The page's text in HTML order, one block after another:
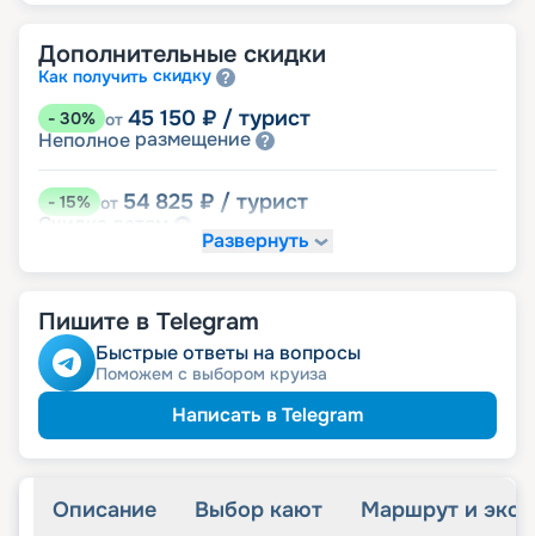
Дополнительные скидки
Как получить скидку
- 30% от 45 150 ₽ / турист
Неполное размещение
-15% от 54 825 ₽ / турист
Скидка
Скидка
пенсионерам
Скидка сотрудникам силовых
Скидкаветеранам
Скидка многодетнымсемьям
Развернуть
Пишите в Telegram
Быстрые ответы на вопросы
Поможем с выбором круиза
Написать в Telegram
Описание Выбор кают Маршрут и